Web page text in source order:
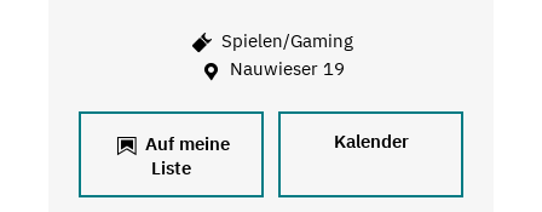
Spielen/Gaming
Nauwieser 19
Auf meine
Liste
Kalender